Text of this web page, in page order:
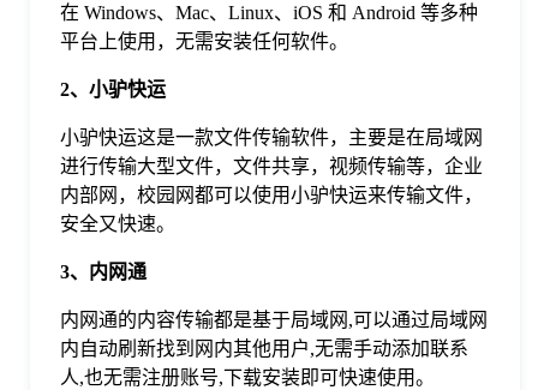
在 Windows、Mac、Linux、iOS 和 Android 等多种
平台上使用，无需安装任何软件。
2、小驴快运
小驴快运这是一款文件传输软件，主要是在局域网
进行传输大型文件，文件共享，视频传输等，企业
内部网，校园网都可以使用小驴快运来传输文件，
安全又快速。
3、内网通
内网通的内容传输都是基于局域网,可以通过局域网
内自动刷新找到网内其他用户,无需手动添加联系
人,也无需注册账号,下载安装即可快速使用。